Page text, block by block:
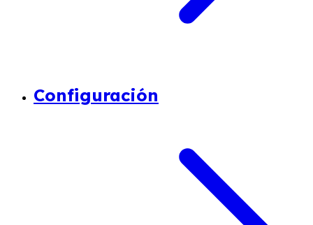
Configuración